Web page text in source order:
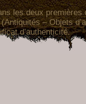
les deux premières
– Objets
d’authenticité.